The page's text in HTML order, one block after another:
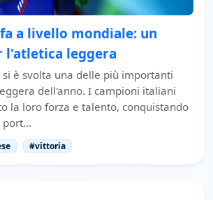
a livello mondiale: un
l'atletica leggera
si è svolta una delle più importanti
dell'anno. I campioni italiani
la loro forza e talento, conquistando
port…
#vittoria